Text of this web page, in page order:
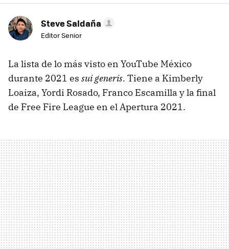
Steve Saldaña
Editor Senior
La lista de lo más visto en YouTube México
durante 2021 es sui generis. Tiene a Kimberly
Loaiza, Yordi Rosado, Franco Escamilla y la final
de Free Fire League en el Apertura 2021.